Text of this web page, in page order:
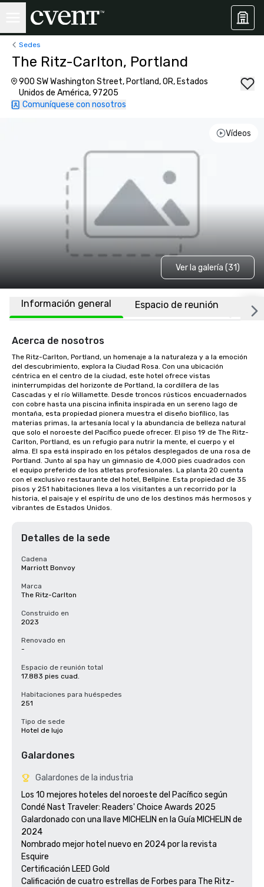
Sedes
The Ritz-Carlton, Portland
900 SW Washington Street, Portland, OR, Estados
Unidos de América, 97205
Comuníquese con nosotros
Vídeos
Ver la galería (31)
Información general Espacio de reunión
Acerca de nosotros
The Ritz-Carlton, Portland, un homenaje a la naturaleza y a la emoción
del descubrimiento, explora la Ciudad Rosa. Con una ubicación
céntrica en el centro de la ciudad, este hotel ofrece vistas
ininterrumpidas del horizonte de Portland, la cordillera de las
Cascadas y el río Willamette. Desde troncos rústicos encuadernados
con cobre hasta una piscina infinita inspirada en un sereno lago de
montaña, esta propiedad pionera muestra el diseño biofílico, las
materias primas, la artesanía local y la abundancia de belleza natural
que solo el noroeste del Pacífico puede ofrecer. El piso 19 de The Ritz-
Carlton, Portland, es un refugio para nutrir la mente, el cuerpo y el
alma. El spa está inspirado en los pétalos desplegados de una rosa de
Portland. Junto al spa hay un gimnasio de 4,000 pies cuadrados con
el equipo preferido de los atletas profesionales. La planta 20 cuenta
con el exclusivo restaurante del hotel, Bellpine. Esta propiedad de 35
pisos y 251 habitaciones lleva a los visitantes a un recorrido por la
historia, el paisaje y el espíritu de uno de los destinos más hermosos y
vibrantes de Estados Unidos.
Detalles de la sede
Cadena
Marriott Bonvoy
Marca
The Ritz-Carlton
Construido en
2023
Renovado en
-
Espacio de reunión total
17.883 pies cuad.
Habitaciones para huéspedes
251
Tipo de sede
Hotel de lujo
Galardones
Galardones de la industria
Los 10 mejores hoteles del noroeste del Pacífico según
Condé Nast Traveler: Readers' Choice Awards 2025
Galardonado con una llave MICHELIN en la Guía MICHELIN de
2024
Nombrado mejor hotel nuevo en 2024 por la revista
Esquire
Certificación LEED Gold
Calificación de cuatro estrellas de Forbes para The Ritz-